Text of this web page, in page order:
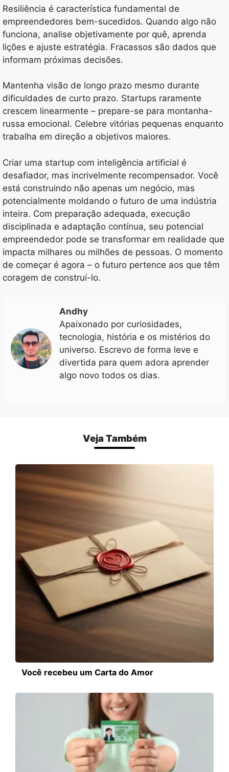
Resiliência é característica fundamental de
empreendedores bem-sucedidos. Quando algo não
funciona, analise objetivamente por quê, aprenda
lições e ajuste estratégia. Fracassos são dados que
informam próximas decisões.
Mantenha visão de longo prazo mesmo durante
dificuldades de curto prazo. Startups raramente
crescem linearmente – prepare-se para montanha-
russa emocional. Celebre vitórias pequenas enquanto
trabalha em direção a objetivos maiores.
Criar uma startup com inteligência artificial é
desafiador, mas incrivelmente recompensador. Você
está construindo não apenas um negócio, mas
potencialmente moldando o futuro de uma indústria
inteira. Com preparação adequada, execução
disciplinada e adaptação contínua, seu potencial
empreendedor pode se transformar em realidade que
impacta milhares ou milhões de pessoas. O momento
de começar é agora – o futuro pertence aos que têm
coragem de construí-lo.
Andhy
Apaixonado por curiosidades,
tecnologia, história e os mistérios do
universo. Escrevo de forma leve e
divertida para quem adora aprender
algo novo todos os dias.
Veja Também
Você recebeu um Carta do Amor